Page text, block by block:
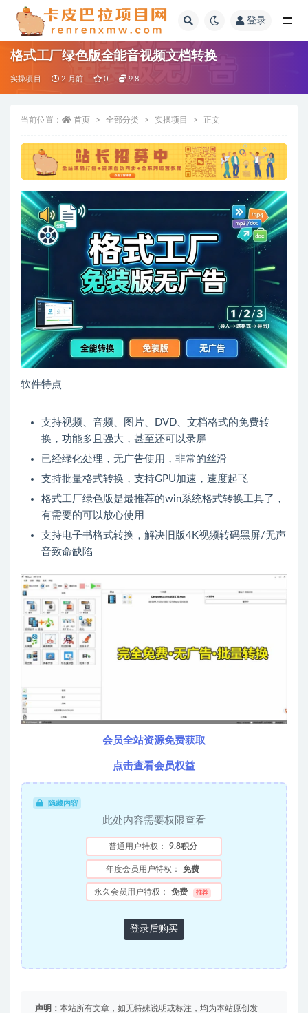
登录
格式工厂绿色版全能音视频文档转换
实操项目 2 月前 0 9.8
当前位置： 首页 全部分类 实操项目 正文
软件特点
支持视频、音频、图片、DVD、文档格式的免费转
换，功能多且强大，甚至还可以录屏
已经绿化处理，无广告使用，非常的丝滑
支持批量格式转换，支持GPU加速，速度起飞
格式工厂绿色版是最推荐的win系统格式转换工具了，
有需要的可以放心使用
支持电子书格式转换，解决旧版4K视频转码黑屏/无声
音致命缺陷
会员全站资源免费获取
点击查看会员权益
隐藏内容
此处内容需要权限查看
普通用户特权： 9.8积分
年度会员用户特权： 免费
永久会员用户特权： 免费 推荐
登录后购买
声明： 本站所有文章，如无特殊说明或标注，均为本站原创发
全部